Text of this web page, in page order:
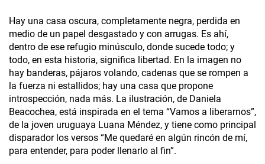
Hay una casa oscura, completamente negra, perdida en
medio de un papel desgastado y con arrugas. Es ahí,
dentro de ese refugio minúsculo, donde sucede todo; y
todo, en esta historia, significa libertad. En la imagen no
hay banderas, pájaros volando, cadenas que se rompen a
la fuerza ni estallidos; hay una casa que propone
introspección, nada más. La ilustración, de Daniela
Beacochea, está inspirada en el tema “Vamos a liberarnos”,
de la joven uruguaya Luana Méndez, y tiene como principal
disparador los versos “Me quedaré en algún rincón de mí,
para entender, para poder llenarlo al fin”.